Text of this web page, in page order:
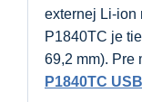
externej Li-ion
P1840TC je
69,2 mm). Pre
P1840TC